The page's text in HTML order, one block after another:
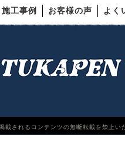
施工事例 お客様の声 よく
載されるコンテンツの無断転載を禁